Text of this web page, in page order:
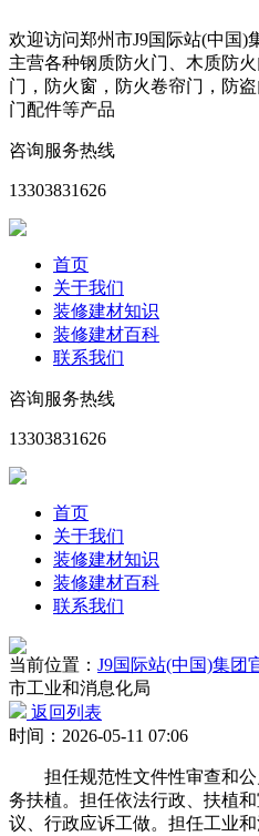
欢迎访问郑州市J9国际站(中国)
主营各种钢质防火门、木质防
门，防火窗，防火卷帘门，防
门配件等产品
咨询服务热线
13303831626
首页
关于我们
装修建材知识
装修建材百科
联系我们
咨询服务热线
13303831626
首页
关于我们
装修建材知识
装修建材百科
联系我们
当前位置： J9国际站(中国)集团
市工业和消息化局
返回列表
时间：2026-05-11 07:06
担任规范性文件性审查和公
务扶植。担任依法行政、扶植
议、行政应诉工做。担任工业和